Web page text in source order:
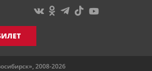
2008-2026